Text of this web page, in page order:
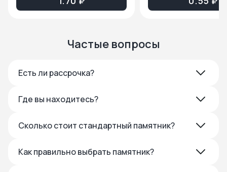
Частые вопросы
Есть ли рассрочка?
Где вы находитесь?
Сколько стоит стандартный памятник?
Как правильно выбрать памятник?